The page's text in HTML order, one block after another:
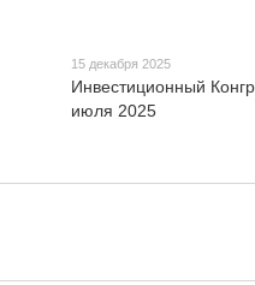
15 декабря 2025
Инвестиционный
июля 2025